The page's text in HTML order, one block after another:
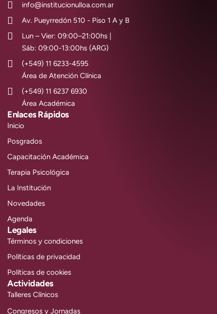
info@institucionulloa.com.ar
Av. Pueyrredón 510 - Piso 1 A y B
Lun – Vier: 09:00–21:00hs |
Sáb: 09:00-13:00hs (ARG)
(+549) 11 6233-4595
Área de Atención Clínica
(+549) 11 6237 6930
Área Académica
Enlaces Rápidos
Inicio
Posgrados
Capacitación Académica
Terapia Psicológica
La Institución
Novedades
Agenda
Legales
Términos y condiciones
Políticas de privacidad
Políticas de cookies
Actividades
Talleres Clínicos
Congresos y Jornadas